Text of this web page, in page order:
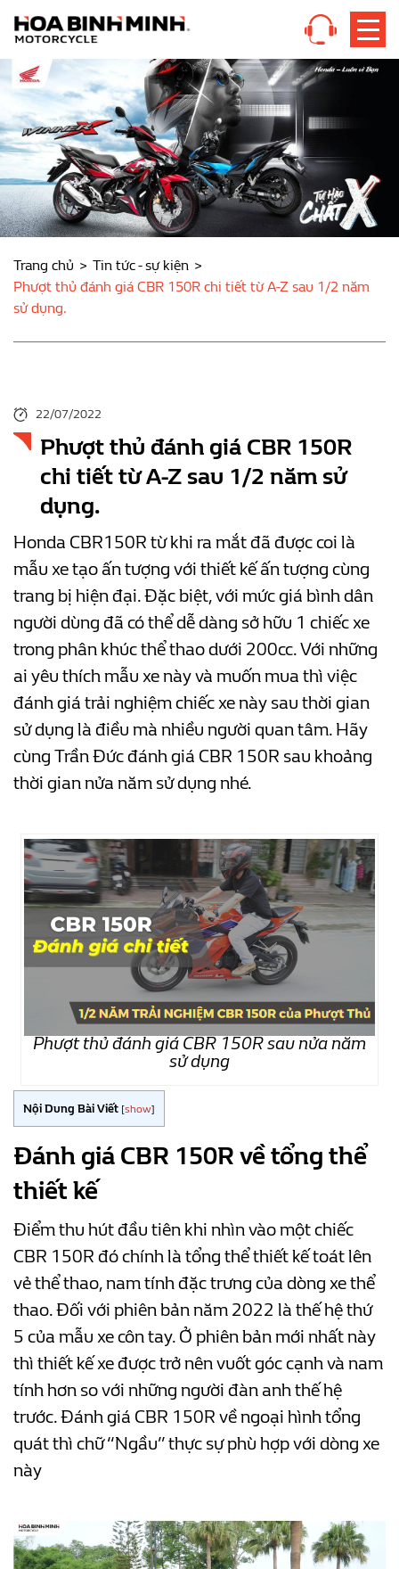
Trang chủ
Tin tức - sự kiện
Phượt thủ đánh giá CBR 150R chi tiết từ A-Z sau 1/2 năm
sử dụng.
22/07/2022
Phượt thủ đánh giá CBR 150R
chi tiết từ A-Z sau 1/2 năm sử
dụng.
Honda CBR150R từ khi ra mắt đã được coi là
mẫu xe tạo ấn tượng với thiết kế ấn tượng cùng
trang bị hiện đại. Đặc biệt, với mức giá bình dân
người dùng đã có thể dễ dàng sở hữu 1 chiếc xe
trong phân khúc thể thao dưới 200cc. Với những
ai yêu thích mẫu xe này và muốn mua thì việc
đánh giá trải nghiệm chiếc xe này sau thời gian
sử dụng là điều mà nhiều người quan tâm. Hãy
cùng Trần Đức đánh giá CBR 150R sau khoảng
thời gian nửa năm sử dụng nhé.
Phượt thủ đánh giá CBR 150R sau nửa năm
sử dụng
Nội Dung Bài Viết [show]
Đánh giá CBR 150R về tổng thể
thiết kế
Điểm thu hút đầu tiên khi nhìn vào một chiếc
CBR 150R đó chính là tổng thể thiết kế toát lên
vẻ thể thao, nam tính đặc trưng của dòng xe thể
thao. Đối với phiên bản năm 2022 là thế hệ thứ
5 của mẫu xe côn tay. Ở phiên bản mới nhất này
thì thiết kế xe được trở nên vuốt góc cạnh và nam
tính hơn so với những người đàn anh thế hệ
trước. Đánh giá CBR 150R về ngoại hình tổng
quát thì chữ “Ngầu” thực sự phù hợp với dòng xe
này